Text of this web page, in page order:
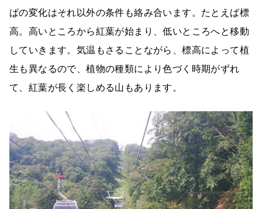
ぱの変化はそれ以外の条件も絡み合います。たとえば標
高。高いところから紅葉が始まり、低いところへと移動
していきます。気温もさることながら、標高によって植
生も異なるので、植物の種類により色づく時期がずれ
て、紅葉が長く楽しめる山もあります。